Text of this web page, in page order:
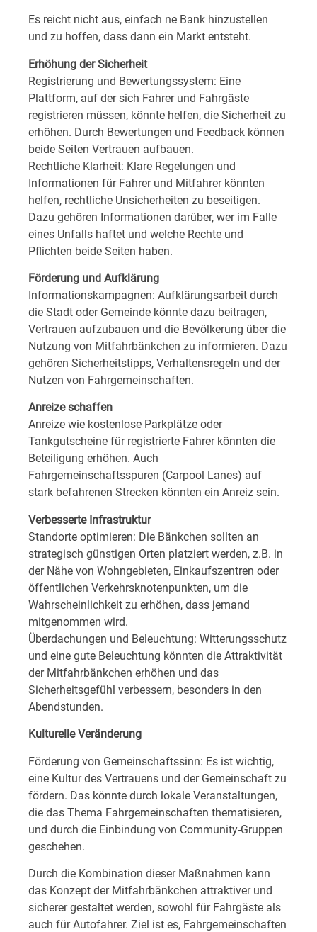
Es reicht nicht aus, einfach ne Bank hinzustellen
und zu hoffen, dass dann ein Markt entsteht.
Erhöhung der Sicherheit
Registrierung und Bewertungssystem: Eine
Plattform, auf der sich Fahrer und Fahrgäste
registrieren müssen, könnte helfen, die Sicherheit zu
erhöhen. Durch Bewertungen und Feedback können
beide Seiten Vertrauen aufbauen.
Rechtliche Klarheit: Klare Regelungen und
Informationen für Fahrer und Mitfahrer könnten
helfen, rechtliche Unsicherheiten zu beseitigen.
Dazu gehören Informationen darüber, wer im Falle
eines Unfalls haftet und welche Rechte und
Pflichten beide Seiten haben.
Förderung und Aufklärung
Informationskampagnen: Aufklärungsarbeit durch
die Stadt oder Gemeinde könnte dazu beitragen,
Vertrauen aufzubauen und die Bevölkerung über die
Nutzung von Mitfahrbänkchen zu informieren. Dazu
gehören Sicherheitstipps, Verhaltensregeln und der
Nutzen von Fahrgemeinschaften.
Anreize schaffen
Anreize wie kostenlose Parkplätze oder
Tankgutscheine für registrierte Fahrer könnten die
Beteiligung erhöhen. Auch
Fahrgemeinschaftsspuren (Carpool Lanes) auf
stark befahrenen Strecken könnten ein Anreiz sein.
Verbesserte Infrastruktur
Standorte optimieren: Die Bänkchen sollten an
strategisch günstigen Orten platziert werden, z.B. in
der Nähe von Wohngebieten, Einkaufszentren oder
öffentlichen Verkehrsknotenpunkten, um die
Wahrscheinlichkeit zu erhöhen, dass jemand
mitgenommen wird.
Überdachungen und Beleuchtung: Witterungsschutz
und eine gute Beleuchtung könnten die Attraktivität
der Mitfahrbänkchen erhöhen und das
Sicherheitsgefühl verbessern, besonders in den
Abendstunden.
Kulturelle Veränderung
Förderung von Gemeinschaftssinn: Es ist wichtig,
eine Kultur des Vertrauens und der Gemeinschaft zu
fördern. Das könnte durch lokale Veranstaltungen,
die das Thema Fahrgemeinschaften thematisieren,
und durch die Einbindung von Community-Gruppen
geschehen.
Durch die Kombination dieser Maßnahmen kann
das Konzept der Mitfahrbänkchen attraktiver und
sicherer gestaltet werden, sowohl für Fahrgäste als
auch für Autofahrer. Ziel ist es, Fahrgemeinschaften